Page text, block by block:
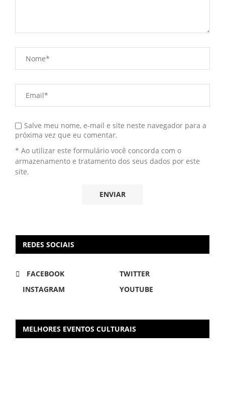
Salve meu nome, e-mail e site neste navegador para a
próxima vez que eu comentar.
* Ao utilizar este formulário você concorda com o
armazenamento e tratamento dos seus dados por este
site.
REDES SOCIAIS
FACEBOOK
TWITTER
INSTAGRAM
YOUTUBE
MELHORES EVENTOS CULTURAIS